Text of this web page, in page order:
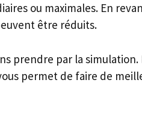
ou maximales. En
être réduits.
prendre par la simulation.
permet de faire de